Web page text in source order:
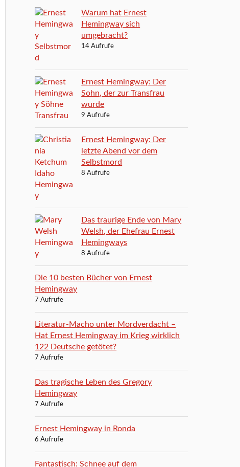
Warum hat Ernest
Hemingway sich
umgebracht?
14 Aufrufe
Ernest Hemingway: Der
Sohn, der zur Transfrau
wurde
9 Aufrufe
Ernest Hemingway: Der
letzte Abend vor dem
Selbstmord
8 Aufrufe
Das traurige Ende von Mary
Welsh, der Ehefrau Ernest
Hemingways
8 Aufrufe
Die 10 besten Bücher von Ernest
Hemingway
7 Aufrufe
Literatur-Macho unter Mordverdacht –
Hat Ernest Hemingway im Krieg wirklich
122 Deutsche getötet?
7 Aufrufe
Das tragische Leben des Gregory
Hemingway
7 Aufrufe
Ernest Hemingway in Ronda
6 Aufrufe
Fantastisch: Schnee auf dem